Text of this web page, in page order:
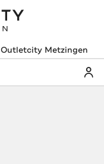
Outletcity Metzingen